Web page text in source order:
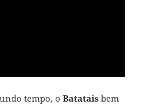
tempo, o Batataisbem